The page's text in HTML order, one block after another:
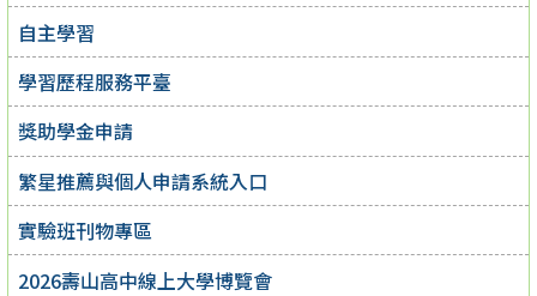
自主學習
學習歷程服務平臺
獎助學金申請
繁星推薦與個人申請系統入口
實驗班刊物專區
2026壽山高中線上大學博覽會